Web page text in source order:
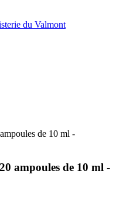
de 10 ml -
ampoules de 10 ml -